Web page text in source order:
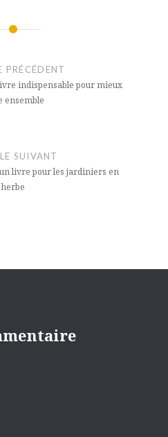
PRÉCÉDENT
indispensable pour mieux
ensemble
SUIVANT
un livre pour les jardiniers en
herbe